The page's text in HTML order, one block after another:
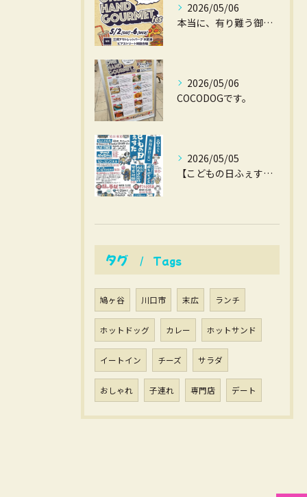
2026/05/06
本当に、有り難う御座いました。
2026/05/06
COCODOGです。
2026/05/05
【こどもの日ふぇすた】
タグ Tags
鳩ヶ谷 川口市 末広 ランチ
ホットドッグ カレー ホットサンド
イートイン チーズ サラダ
おしゃれ 子連れ 専門店 デート